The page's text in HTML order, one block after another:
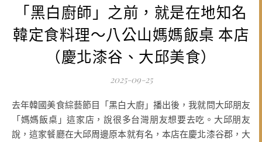
「黑白廚師」之前，就是在地知名
韓定食料理～八公山媽媽飯桌 本店
（慶北漆谷、大邱美食）
2025-09-25
去年韓國美食綜藝節目「黑白大廚」播出後，我就問大邱朋友
「媽媽飯桌」這家店，說很多台灣朋友想要去吃。大邱朋友
說，這家餐廳在大邱周邊原本就有名，本店在慶北漆谷郡，大